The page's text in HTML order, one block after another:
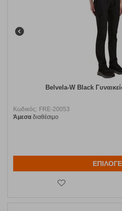
Belvela-W Black
Κωδικός: FRE-20053
Άμεσα διαθέσιμο